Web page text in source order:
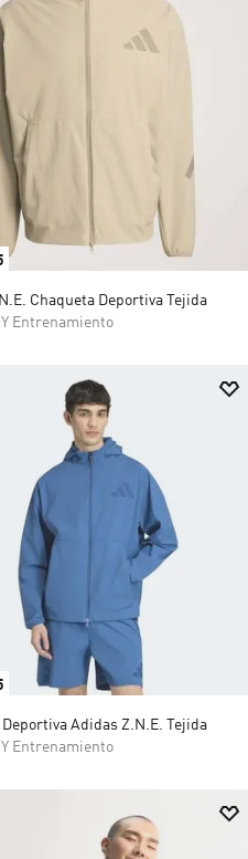
Chaqueta Deportiva Tejida
Entrenamiento
Adidas Z.N.E. Tejida
Entrenamiento